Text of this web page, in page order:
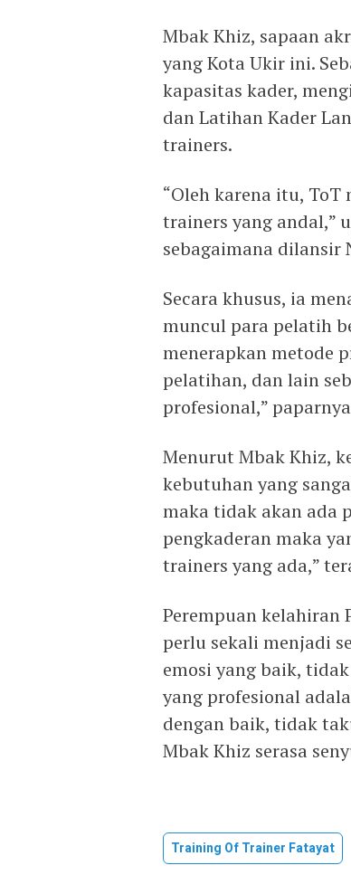
Mbak Khiz, sapaan
yang Kota Ukir ini.
kapasitas kader,
dan Latihan Kader
trainers.
“Oleh karena itu,
trainers yang andal,”
sebagaimana dilansir
Secara khusus, ia
muncul para pelatih
menerapkan metode
pelatihan, dan lain
profesional,”
Menurut Mbak Khiz,
kebutuhan yang
maka tidak akan ada
pengkaderan maka
trainers yang ada,”
Perempuan kelahiran
perlu sekali menjadi
emosi yang baik,
yang profesional
dengan baik, tidak
Mbak Khiz serasa
Training Of Trainer Fatayat